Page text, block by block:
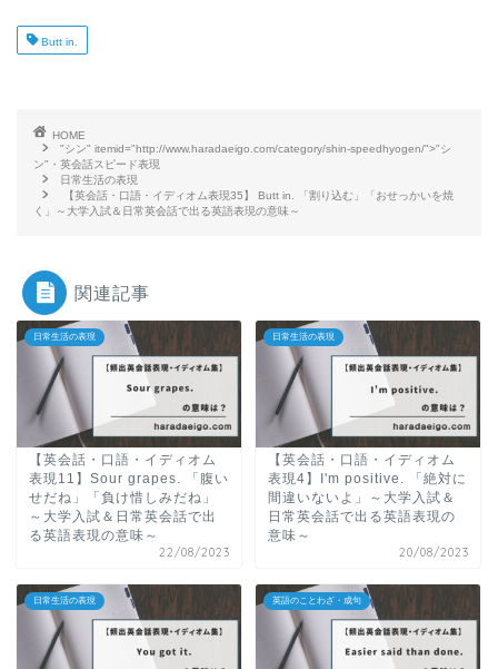
Butt in.
HOME
"シン" itemid="http://www.haradaeigo.com/category/shin-speedhyogen/">"シ
ン"・英会話スピード表現
日常生活の表現
【英会話・口語・イディオム表現35】 Butt in. 「割り込む」「おせっかいを焼
く」～大学入試＆日常英会話で出る英語表現の意味～
関連記事
日常生活の表現
【英会話・口語・イディオム
表現11】Sour grapes. 「腹い
せだね」「負け惜しみだね」
～大学入試＆日常英会話で出
る英語表現の意味～
22/08/2023
日常生活の表現
【英会話・口語・イディオム
表現4】I'm positive. 「絶対に
間違いないよ」～大学入試＆
日常英会話で出る英語表現の
意味～
20/08/2023
日常生活の表現 英語のことわざ・成句